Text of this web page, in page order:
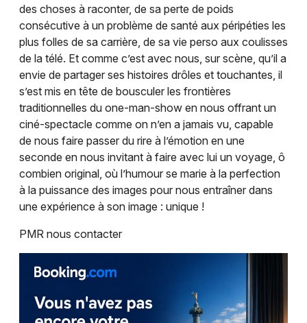
Humour dans les Pyrénées-Orientales
Humour en Languedoc-Roussillon
Humour en Occitanie
Newsletter des sorties
Artistes en tournée
Actus à Perpignan
Magazine à Perpignan
des choses à raconter, de sa perte de poids
consécutive à un problème de santé aux péripéties les
plus folles de sa carrière, de sa vie perso aux coulisses
de la télé. Et comme c’est avec nous, sur scène, qu’il a
envie de partager ses histoires drôles et touchantes, il
s’est mis en tête de bousculer les frontières
traditionnelles du one-man-show en nous offrant un
ciné-spectacle comme on n’en a jamais vu, capable
de nous faire passer du rire à l’émotion en une
seconde en nous invitant à faire avec lui un voyage, ô
combien original, où l’humour se marie à la perfection
à la puissance des images pour nous entraîner dans
une expérience à son image : unique !
PMR nous contacter